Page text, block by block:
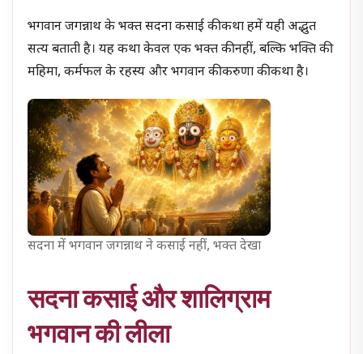
भगवान जगन्नाथ के भक्त सदना कसाई की कथा हमें यही अद्भुत
सत्य बताती है। यह कथा केवल एक भक्त की नहीं, बल्कि भक्ति की
महिमा, कर्मफल के रहस्य और भगवान की करुणा की कथा है।
सदना में भगवान जगन्नाथ ने कसाई नहीं, भक्त देखा
सदना कसाई और शालिग्राम
भगवान की लीला